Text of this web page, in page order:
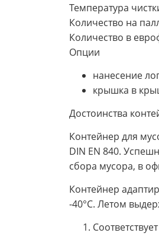
Температура
Количество на
Количество в
Опции
нанесение
крышка в
Достоинства
Контейнер для
DIN EN 840.
сбора мусора, в
Контейнер
-40°С. Летом